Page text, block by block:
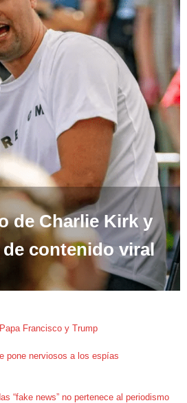
de Charlie Kirk y
contenido viral
Francisco y Trump
pone nerviosos a los espías
“fake news” no pertenece al periodismo